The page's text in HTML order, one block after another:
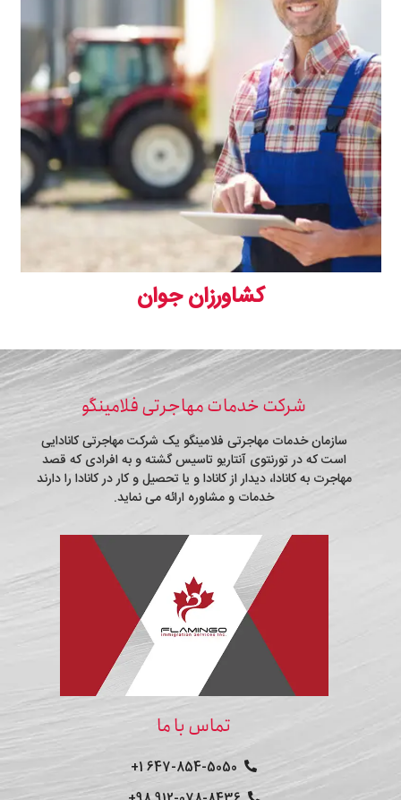
کشاورزان جوان
شرکت خدمات مهاجرتی فلامینگو
سازمان خدمات مهاجرتی فلامینگو یک شرکت مهاجرتی کانادایی
است که در تورنتوی آنتاریو تاسیس گشته و به افرادی که قصد
مهاجرت به کانادا، دیدار از کانادا و یا تحصیل و کار در کانادا را دارند
خدمات و مشاوره ارائه می نماید.
تماس با ما
647-854-5050 1+